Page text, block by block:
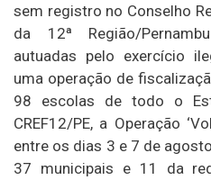
sem registro no Conselho
da 12ª Região/
autuadas pelo exercício
uma operação de
98 escolas de todo o
CREF12/PE, a Operação
entre os dias 3 e 7 de
37 municipais e 11 da